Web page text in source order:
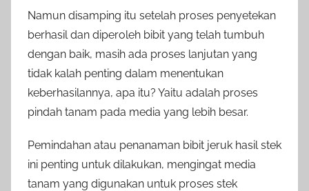
Namun disamping itu setelah proses penyetekan
berhasil dan diperoleh bibit yang telah tumbuh
dengan baik, masih ada proses lanjutan yang
tidak kalah penting dalam menentukan
keberhasilannya, apa itu? Yaitu adalah proses
pindah tanam pada media yang lebih besar.
Pemindahan atau penanaman bibit jeruk hasil stek
ini penting untuk dilakukan, mengingat media
tanam yang digunakan untuk proses stek